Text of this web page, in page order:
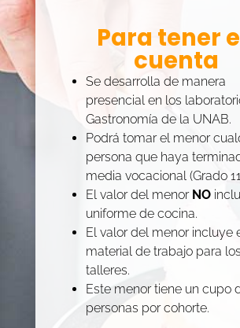
Para tener
cuenta
Se desarrolla de manera
presencial en los
Gastronomía de la UNAB.
Podrá tomar el menor
persona que haya
media vocacional (Grado
El valor del menor NO
uniforme de cocina.
El valor del menor incluye
material de trabajo para los
talleres.
Este menor tiene un cupo
personas por cohorte.